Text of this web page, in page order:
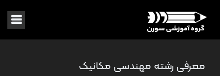
معرفی رشته مهندسی مکانیک